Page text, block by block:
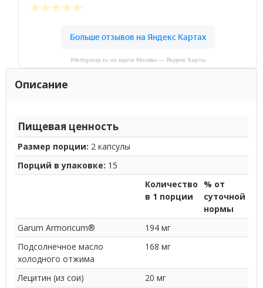
IHerbgroup.ru на карте Москвы — Яндекс Карты
Описание
Пищевая ценность
Размер порции: 2 капсулы
Порций в упаковке: 15
Количество
в 1 порции
% от
суточной
нормы
Garum Armoricum®
194 мг
Подсолнечное масло
холодного отжима
168 мг
Лецитин (из сои)
20 мг